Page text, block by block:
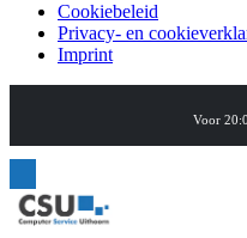
Cookiebeleid
Privacy- en
Imprint
Voor